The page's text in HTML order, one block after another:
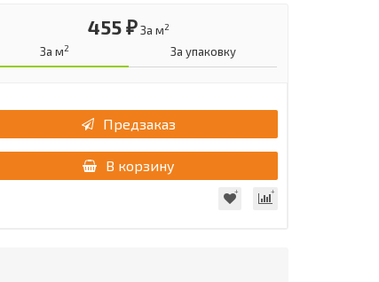
455 ₽За м2
За м2 За упаковку
Предзаказ
В корзину